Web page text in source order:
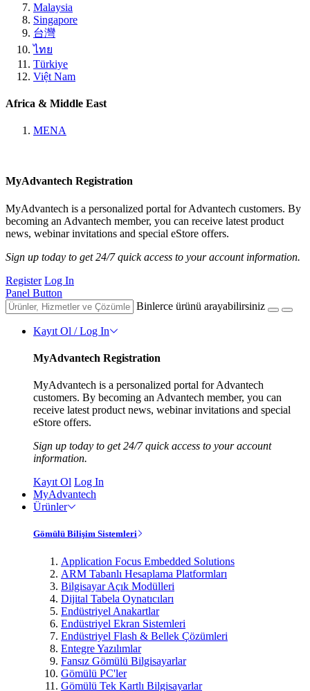
Malaysia
Singapore
台灣
ไทย
Türkiye
Việt Nam
Africa & Middle East
MENA
MyAdvantech Registration
MyAdvantech is a personalized portal for Advantech customers. By
becoming an Advantech member, you can receive latest product
news, webinar invitations and special eStore offers.
Sign up today to get 24/7 quick access to your account information.
Register Log In
Panel Button
Binlerce ürünü arayabilirsiniz
Kayıt Ol / Log In
MyAdvantech Registration
MyAdvantech is a personalized portal for Advantech
customers. By becoming an Advantech member, you can
receive latest product news, webinar invitations and special
eStore offers.
Sign up today to get 24/7 quick access to your account
information.
Kayıt Ol Log In
MyAdvantech
Ürünler
Gömülü Bilişim Sistemleri
Application Focus Embedded Solutions
ARM Tabanlı Hesaplama Platformları
Bilgisayar Açık Modülleri
Dijital Tabela Oynatıcıları
Endüstriyel Anakartlar
Endüstriyel Ekran Sistemleri
Endüstriyel Flash & Bellek Çözümleri
Entegre Yazılımlar
Fansız Gömülü Bilgisayarlar
Gömülü PC'ler
Gömülü Tek Kartlı Bilgisayarlar